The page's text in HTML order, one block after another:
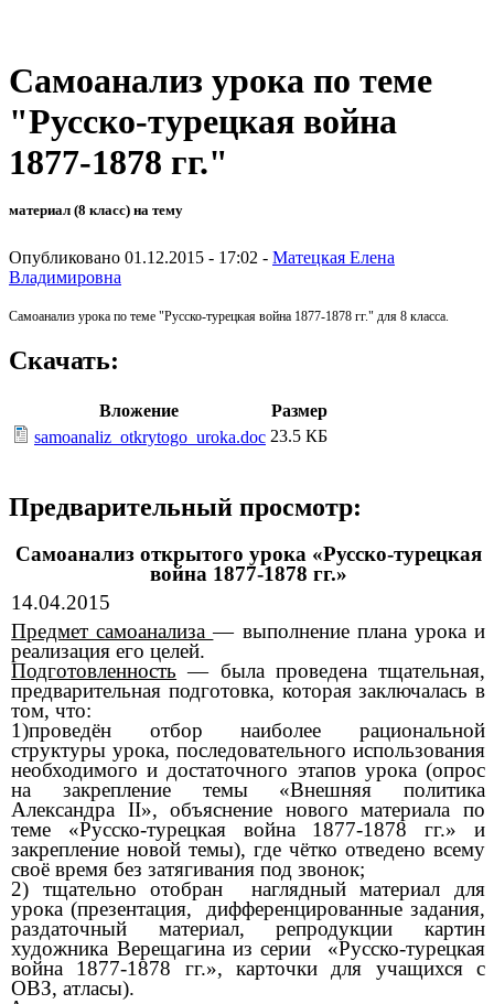
Самоанализ урока по теме
"Русско-турецкая война
1877-1878 гг."
материал (8 класс) на тему
Опубликовано 01.12.2015 - 17:02 - Матецкая Елена
Владимировна
Самоанализ урока по теме "Русско-турецкая война 1877-1878 гг." для 8 класса.
Скачать:
Вложение
Размер
samoanaliz_otkrytogo_uroka.doc 23.5 КБ
Предварительный просмотр:
Самоанализ открытого урока «Русско-турецкая
война 1877-1878 гг.»
14.04.2015
Предмет самоанализа— выполнение плана урока и
реализация его целей.
Подготовленность — была проведена тщательная,
предварительная подготовка, которая заключалась в
том, что:
1)проведён отбор наиболее рациональной
структуры урока, последовательного использования
необходимого и достаточного этапов урока (опрос
на закрепление темы «Внешняя политика
Александра II», объяснение нового материала по
теме «Русско-турецкая война 1877-1878 гг.» и
закрепление новой темы), где чётко отведено всему
своё время без затягивания под звонок;
2) тщательно отобран наглядный материал для
урока (презентация, дифференцированные задания,
раздаточный материал, репродукции картин
художника Верещагина из серии «Русско-турецкая
война 1877-1878 гг.», карточки для учащихся с
ОВЗ, атласы).